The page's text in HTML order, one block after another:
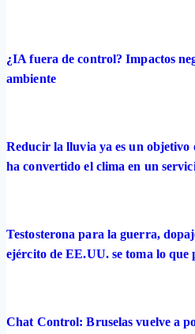
¿IA fuera de control? Impactos
ambiente
Reducir la lluvia ya es un objetivo
ha convertido el clima en un
Testosterona para la guerra,
ejército de EE.UU. se toma lo que
Chat Control: Bruselas vuelve a